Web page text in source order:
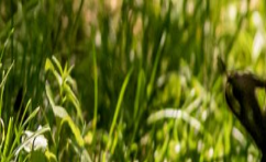
Skip
to
content